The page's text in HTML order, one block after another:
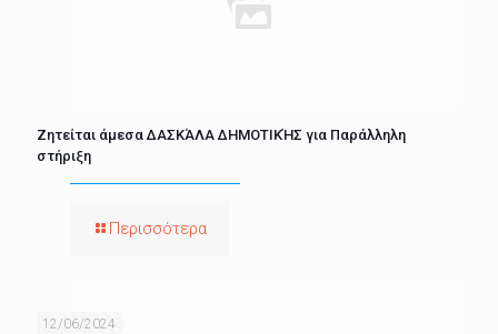
Ζητείται άμεσα ΔΑΣΚΆΛΑ ΔΗΜΟΤΙΚΉΣ για Παράλληλη
στήριξη
Περισσότερα
12/06/2024